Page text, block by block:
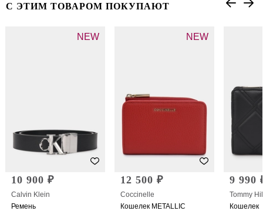
С ЭТИМ ТОВАРОМ ПОКУПАЮТ
NEW
10 900 ₽
Calvin Klein
Ремень
NEW
12 500 ₽
Coccinelle
Кошелек METALLIC
9 990
Tommy
Кошелек